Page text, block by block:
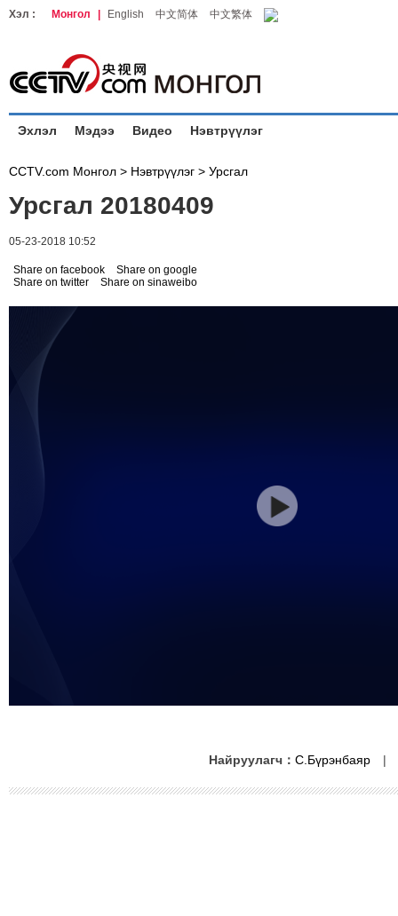
Хэл : Монгол English 中文简体 中文繁体
Эхлэл Мэдээ Видео Нэвтрүүлэг
CCTV.com Монгол > Нэвтрүүлэг > Урсгал
Урсгал 20180409
05-23-2018 10:52
Share on facebook
Share on google
Share on twitter
Share on sinaweibo
Найруулагч： С.Бүрэнбаяр |